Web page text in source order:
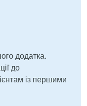
додатка.
до
із першими